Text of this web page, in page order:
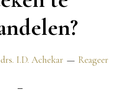
drs. I.D. Achekar Reageer